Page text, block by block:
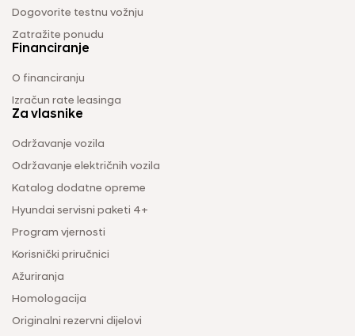
Dogovorite testnu vožnju
Zatražite ponudu
Financiranje
O financiranju
Izračun rate leasinga
Za vlasnike
Održavanje vozila
Održavanje električnih vozila
Katalog dodatne opreme
Hyundai servisni paketi 4+
Program vjernosti
Korisnički priručnici
Ažuriranja
Homologacija
Originalni rezervni dijelovi